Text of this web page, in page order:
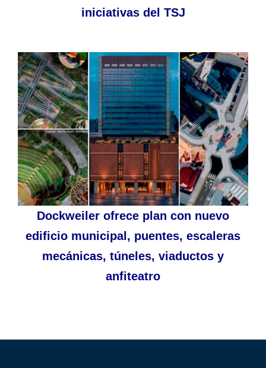
iniciativas del TSJ
Dockweiler ofrece plan con nuevo
edificio municipal, puentes, escaleras
mecánicas, túneles, viaductos y
anfiteatro